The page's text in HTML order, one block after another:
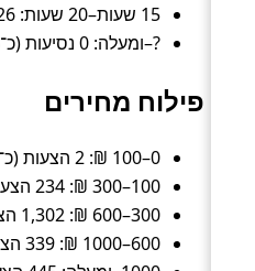
15 שעות–20 שעות: 126 נסיעות (כ־5%).
?–ומעלה: 0 נסיעות (כ־0%).
פילוח מחירים
0–100 ₪: 2 הצעות (כ־0%).
100–300 ₪: 234 הצעות (כ־10%).
300–600 ₪: 1,302 הצעות (כ־56%).
600–1000 ₪: 339 הצעות (כ־15%).